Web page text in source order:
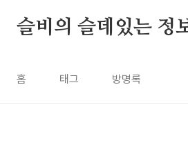
슬비의 슬데있는 정
홈 태그 방명록